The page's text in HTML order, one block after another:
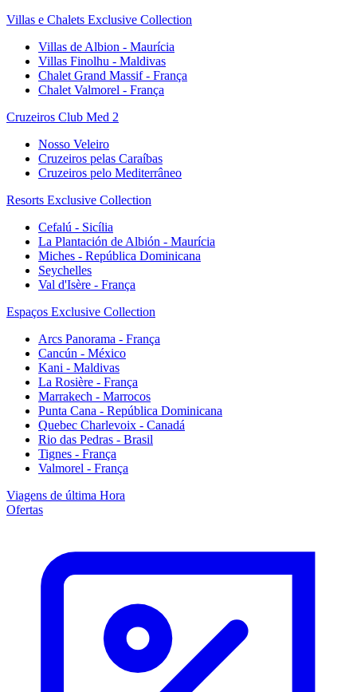
Villas e Chalets Exclusive Collection
Villas de Albion - Maurícia
Villas Finolhu - Maldivas
Chalet Grand Massif - França
Chalet Valmorel - França
Cruzeiros Club Med 2
Nosso Veleiro
Cruzeiros pelas Caraíbas
Cruzeiros pelo Mediterrâneo
Resorts Exclusive Collection
Cefalú - Sicília
La Plantación de Albión - Maurícia
Miches - República Dominicana
Seychelles
Val d'Isère - França
Espaços Exclusive Collection
Arcs Panorama - França
Cancún - México
Kani - Maldivas
La Rosière - França
Marrakech - Marrocos
Punta Cana - República Dominicana
Quebec Charlevoix - Canadá
Rio das Pedras - Brasil
Tignes - França
Valmorel - França
Viagens de última Hora
Ofertas